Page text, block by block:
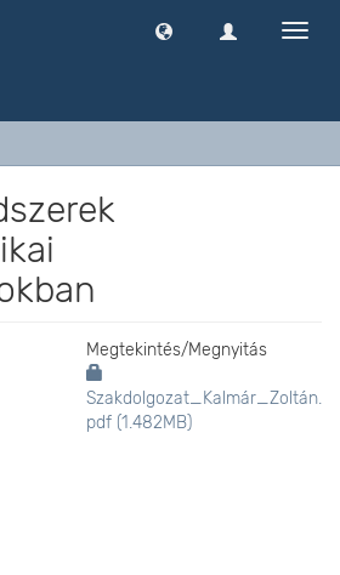
Megtekintés/Megnyitás
Szakdolgozat_Kalmár_Zoltán.
pdf (1.482MB)